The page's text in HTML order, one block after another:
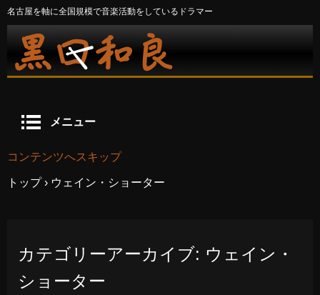
名古屋を軸に全国規模で音楽活動をしているドラマー
メニュー
コンテンツへスキップ
トップ › ウェイン・ショーター
カテゴリーアーカイブ: ウェイン・
ショーター